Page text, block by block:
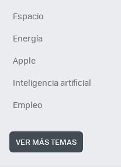
Espacio
Energía
Apple
Inteligencia artificial
Empleo
VER MÁS TEMAS